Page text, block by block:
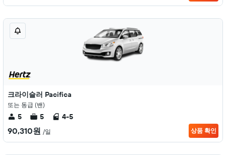
크라이슬러 Pacifica
또는 동급 (밴)
5 5 4-5
90,310원 /일 상품 확인